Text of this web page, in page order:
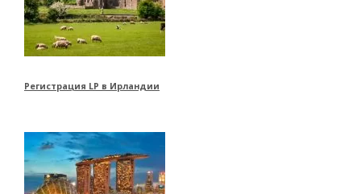
Регистрация LP в Ирландии